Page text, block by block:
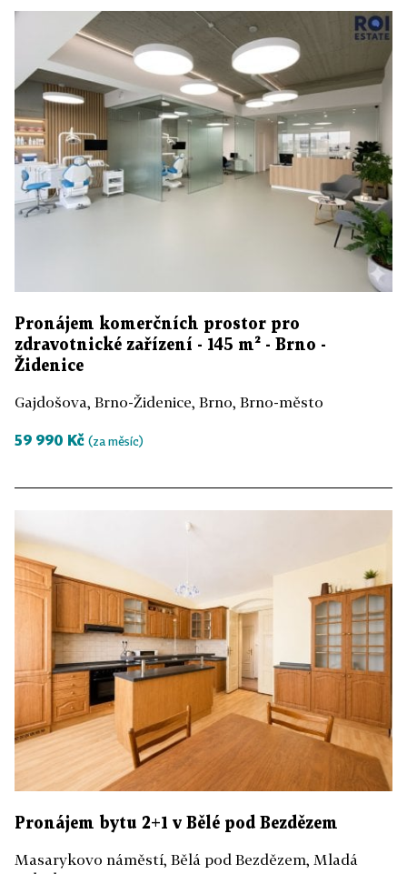
Pronájem komerčních prostor pro
zdravotnické zařízení - 145 m² - Brno -
Židenice
Gajdošova, Brno-Židenice, Brno, Brno-město
59 990 Kč (za měsíc)
Pronájem bytu 2+1 v Bělé pod Bezdězem
Masarykovo náměstí, Bělá pod Bezdězem, Mladá